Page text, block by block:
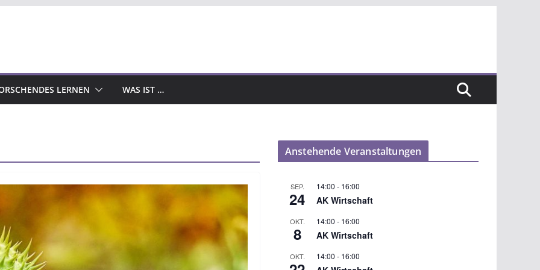
LERNEN WAS IST …
Anstehende Veranstaltungen
SEP.
24
14:00 - 16:00
AK Wirtschaft
OKT.
8
14:00 - 16:00
AK Wirtschaft
OKT. 14:00 - 16:00